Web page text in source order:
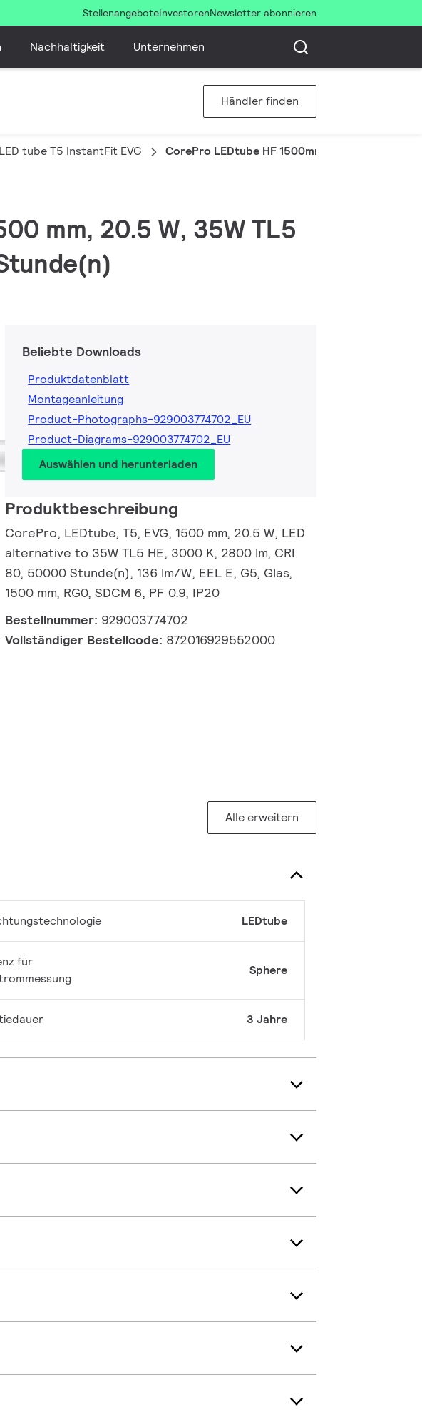
StellenangeboteInvestorenNewsletter abonnieren
Nachhaltigkeit Unternehmen
Händler finden
tube T5 InstantFit EVG CorePro LEDtube HF 1500mm HE 20.5W 830T5
mm, 20.5 W, 35W TL5
Beliebte Downloads
Produktdatenblatt
Montageanleitung
Product-Photographs-929003774702_EU
Product-Diagrams-929003774702_EU
Auswählen und herunterladen
Produktbeschreibung
CorePro, LEDtube, T5, EVG, 1500 mm, 20.5 W, LED
alternative to 35W TL5 HE, 3000 K, 2800 lm, CRI
80, 50000 Stunde(n), 136 lm/W, EEL E, G5, Glas,
1500 mm, RG0, SDCM 6, PF 0.9, IP20
Bestellnummer: 929003774702
Vollständiger Bestellcode: 872016929552000
Alle erweitern
LEDtube
für
Sphere
3 Jahre